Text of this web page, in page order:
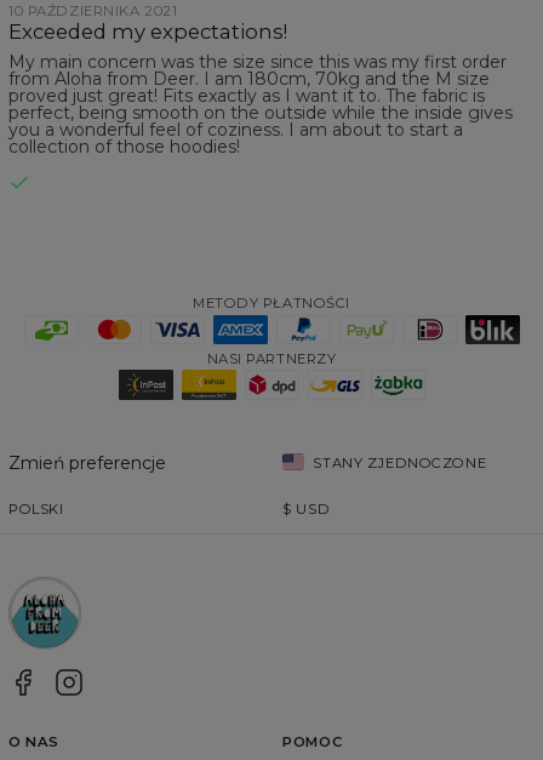
10 PAŹDZIERNIKA 2021
Exceeded my expectations!
My main concern was the size since this was my first order
from Aloha from Deer. I am 180cm, 70kg and the M size
proved just great! Fits exactly as I want it to. The fabric is
perfect, being smooth on the outside while the inside gives
you a wonderful feel of coziness. I am about to start a
collection of those hoodies!
METODY PŁATNOŚCI
NASI PARTNERZY
Zmień preferencje STANY ZJEDNOCZONE
POLSKI $ USD
O NAS POMOC